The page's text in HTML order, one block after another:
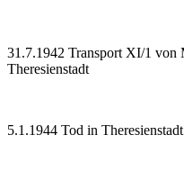
31.7.1942 Transport XI/1 von
Theresienstadt
5.1.1944 Tod in Theresienstadt